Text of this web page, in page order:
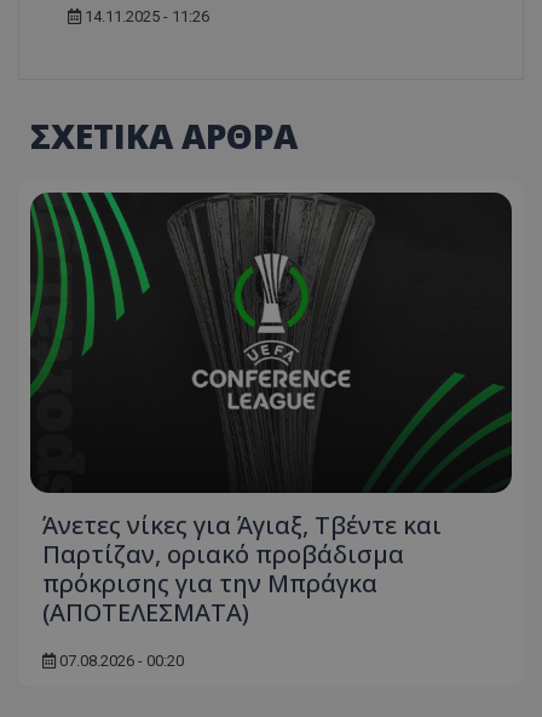
14.11.2025 - 11:26
ΣΧΕΤΙΚΑ ΑΡΘΡΑ
Άνετες νίκες για Άγιαξ, Τβέντε και
Παρτίζαν, οριακό προβάδισμα
πρόκρισης για την Μπράγκα
(ΑΠΟΤΕΛΕΣΜΑΤΑ)
07.08.2026 - 00:20